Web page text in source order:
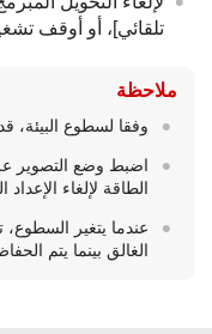
تلقائي]، أو أوقف
ملاحظة
وفقا لسطوع البيئة،
اضبط وضع التصوير
الطاقة لإلغاء الإعداد
الغالق بينما يتم